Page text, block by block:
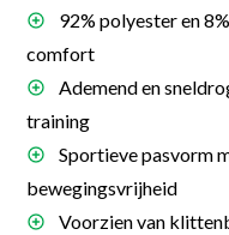
92% polyester en
comfort
Ademend en
training
Sportieve pasvorm
bewegingsvrijheid
Voorzien van